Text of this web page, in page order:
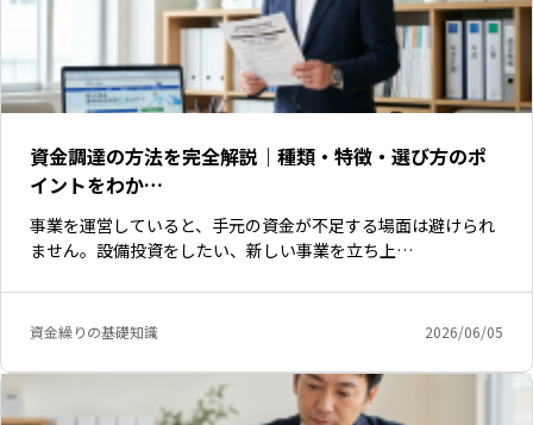
資金調達の方法を完全解説｜種類・特徴・選び方のポ
イントをわか…
事業を運営していると、手元の資金が不足する場面は避けられ
ません。設備投資をしたい、新しい事業を立ち上…
資金繰りの基礎知識 2026/06/05